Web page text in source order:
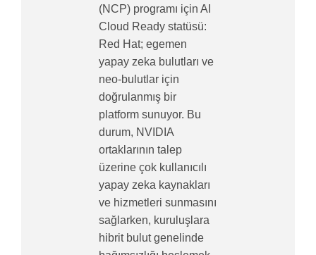
(NCP) programı için AI
Cloud Ready statüsü:
Red Hat; egemen
yapay zeka bulutları ve
neo-bulutlar için
doğrulanmış bir
platform sunuyor. Bu
durum, NVIDIA
ortaklarının talep
üzerine çok kullanıcılı
yapay zeka kaynakları
ve hizmetleri sunmasını
sağlarken, kuruluşlara
hibrit bulut genelinde